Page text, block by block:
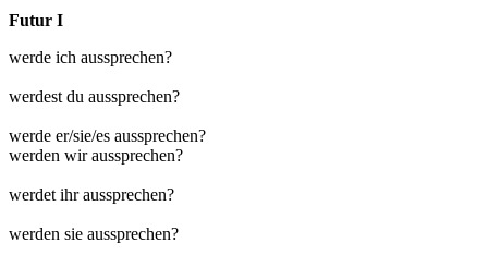
Futur I
werde ich aussprechen?
werdest du aussprechen?
werde er/sie/es aussprechen?
werden wir aussprechen?
werdet ihr aussprechen?
werden sie aussprechen?